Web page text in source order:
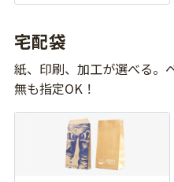
宅配袋
紙、印刷、加工が選べる。
無も指定OK！